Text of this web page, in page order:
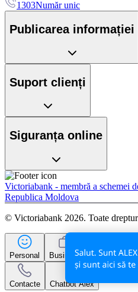
1303Număr unic
Publicarea informației
Suport clienți
Siguranța online
Victoriabank - membră a schemei
Republica Moldova
© Victoriabank 2026. Toate
Personal Business
Contacte Chatbot Alex